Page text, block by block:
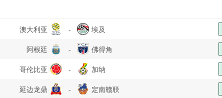
澳大利亚 - 埃及
阿根廷 - 佛得角
哥伦比亚 - 加纳
延边龙鼎 - 定南赣联